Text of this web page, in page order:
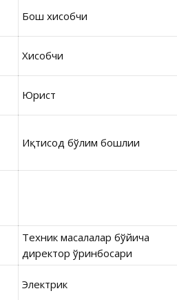
Бош хисобчи
Хисобчи
Юрист
Иқтисод бўлим бошлиғи
Техник масалалар бўйича
директор ўринбосари
Электрик